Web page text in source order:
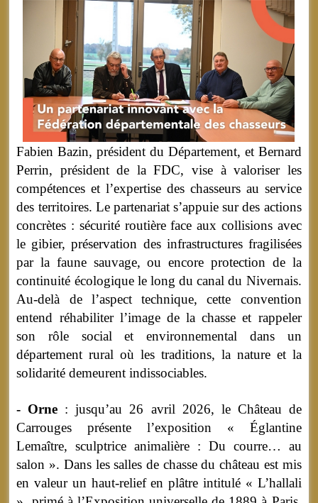
Fabien Bazin, président du Département, et Bernard
Perrin, président de la FDC, vise à valoriser les
compétences et l’expertise des chasseurs au service
des territoires. Le partenariat s’appuie sur des actions
concrètes : sécurité routière face aux collisions avec
le gibier, préservation des infrastructures fragilisées
par la faune sauvage, ou encore protection de la
continuité écologique le long du canal du Nivernais.
Au-delà de l’aspect technique, cette convention
entend réhabiliter l’image de la chasse et rappeler
son rôle social et environnemental dans un
département rural où les traditions, la nature et la
solidarité demeurent indissociables.
- Orne : jusqu’au 26 avril 2026, le Château de
Carrouges présente l’exposition « Églantine
Lemaître, sculptrice animalière : Du courre… au
salon ». Dans les salles de chasse du château est mis
en valeur un haut-relief en plâtre intitulé « L’hallali